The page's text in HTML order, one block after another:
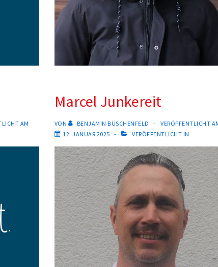
AM
Marcel Junkereit
VON BENJAMIN BÜSCHENFELD
VERÖFFENTLICHT
12. JANUAR 2025
VERÖFFENTLICHT IN